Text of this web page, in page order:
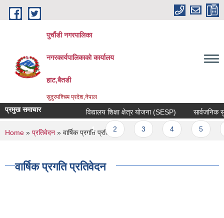
Skip to main content
पुर्चौडी नगरपालिका
नगरकार्यपालिकाकाे कार्यालय
हाट,बैतडी
सुदुरपश्चिम प्रदेश,नेपाल
प्रमुख समाचार विद्यालय शिक्षा क्षेत्र योजना (SESP) सार्वजनिक
Pages
1 2
You are here
Home » प्रतिवेदन » वार्षिक प्रगति प्रतिवेदन
वार्षिक प्रगति प्रतिवेदन